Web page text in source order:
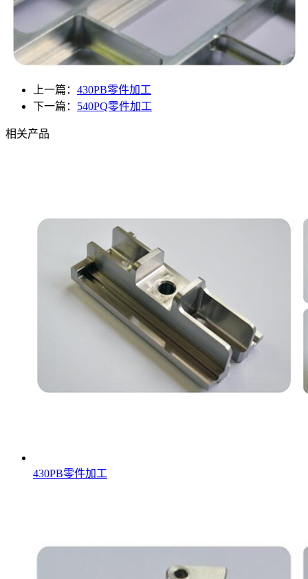
上一篇： 430PB零件加工
下一篇： 540PQ零件加工
相关产品
430PB零件加工